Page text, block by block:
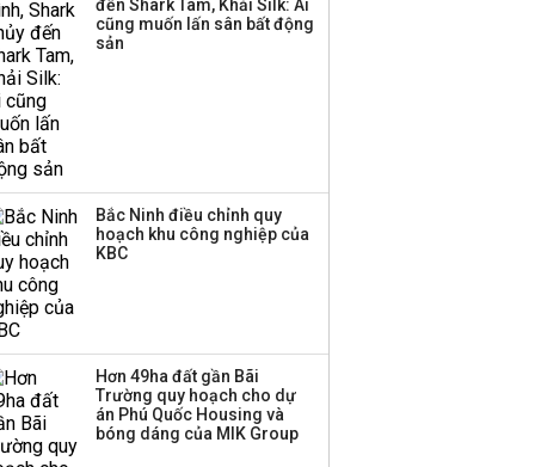
đến Shark Tam, Khải Silk: Ai
cũng muốn lấn sân bất động
sản
Bắc Ninh điều chỉnh quy
hoạch khu công nghiệp của
KBC
Hơn 49ha đất gần Bãi
Trường quy hoạch cho dự
án Phú Quốc Housing và
bóng dáng của MIK Group